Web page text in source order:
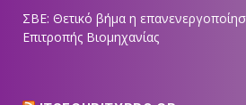
ΣΒΕ: Θετικό βήμα η
Επιτροπής Βιομηχανίας